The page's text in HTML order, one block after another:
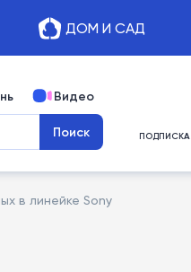
ДОМ И САД
Видео
ПОДПИСКА
в линейке Sony